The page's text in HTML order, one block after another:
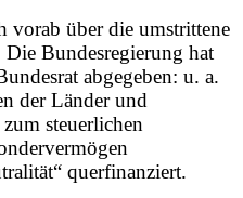
vorab über die umstrittene
Bundesregierung hat
abgegeben: u. a.
der Länder und
steuerlichen
querfinanziert.